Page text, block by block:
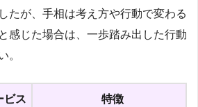
たが、手相は考え方や行動で変わる
感じた場合は、一歩踏み出した行動
。
ビス 特徴